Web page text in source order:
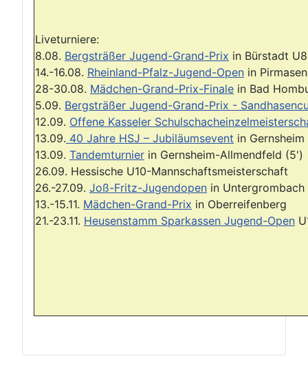
Liveturniere:
8.08. Bergsträßer Jugend-Grand-Prix in Bürstadt
14.-16.08. Rheinland-Pfalz-Jugend-Open in
28-30.08. Mädchen-Grand-Prix-Finale in Bad
5.09. Bergsträßer Jugend-Grand-Prix -
12.09. Offene Kasseler
13.09. 40 Jahre HSJ – Jubiläumsevent in Gernsheim
13.09. Tandemturnier in Gernsheim-Allmendfeld (5')
26.09. Hessische U10-Mannschaftsmeisterschaft
26.-27.09. Joß-Fritz-Jugendopen in Untergrombach
13.-15.11. Mädchen-Grand-Prix in Oberreifenberg
21.-23.11. Heusenstamm Sparkassen Jugend-Open